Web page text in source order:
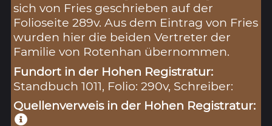
sich von Fries geschrieben auf der
Folioseite 289v. Aus dem Eintrag von Fries
wurden hier die beiden Vertreter der
Familie von Rotenhan übernommen.
Fundort in der Hohen Registratur:
Standbuch 1011, Folio: 290v, Schreiber:
Quellenverweis in der Hohen Registratur: